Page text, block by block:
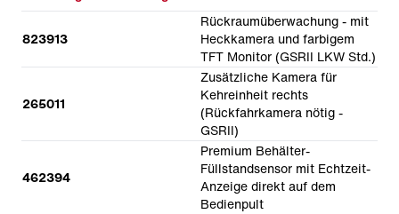
823913
Rückraumüberwachung - mit
Heckkamera und farbigem
TFT Monitor (GSRII LKW Std.)
265011
Zusätzliche Kamera für
Kehreinheit rechts
(Rückfahrkamera nötig -
GSRII)
462394
Premium Behälter-
Füllstandsensor mit Echtzeit-
Anzeige direkt auf dem
Bedienpult